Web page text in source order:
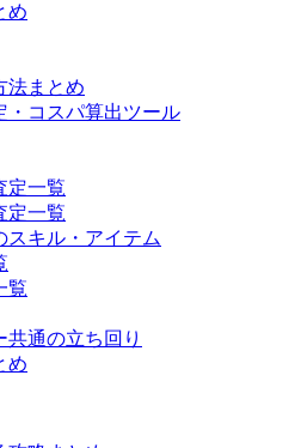
め
法まとめ
・コスパ算出ツール
定一覧
定一覧
スキル・アイテム
覧
通の立ち回り
め